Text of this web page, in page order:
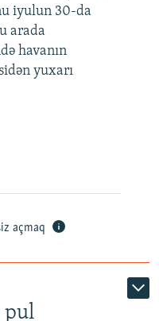
iyulun 30-da
arada
havanın
yuxarı
açmaq
pul